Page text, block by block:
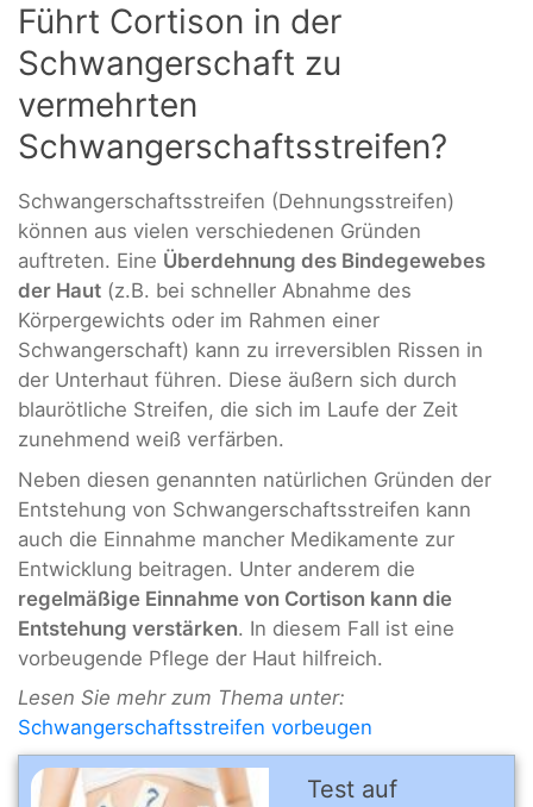
Führt Cortison in der
Schwangerschaft zu
vermehrten
Schwangerschaftsstreifen?
Schwangerschaftsstreifen (Dehnungsstreifen)
können aus vielen verschiedenen Gründen
auftreten. Eine Überdehnung des Bindegewebes
der Haut (z.B. bei schneller Abnahme des
Körpergewichts oder im Rahmen einer
Schwangerschaft) kann zu irreversiblen Rissen in
der Unterhaut führen. Diese äußern sich durch
blaurötliche Streifen, die sich im Laufe der Zeit
zunehmend weiß verfärben.
Neben diesen genannten natürlichen Gründen der
Entstehung von Schwangerschaftsstreifen kann
auch die Einnahme mancher Medikamente zur
Entwicklung beitragen. Unter anderem die
regelmäßige Einnahme von Cortison kann die
Entstehung verstärken. In diesem Fall ist eine
vorbeugende Pflege der Haut hilfreich.
Lesen Sie mehr zum Thema unter:
Schwangerschaftsstreifen vorbeugen
Test auf